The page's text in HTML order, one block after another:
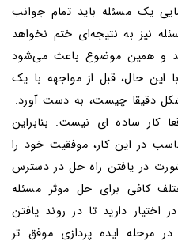
یک مسئله باید تمام جوانب
نیز به نتیجه‌ای ختم نخواهد
و همین موضوع باعث می‌شود
این حال، قبل از مواجهه با یک
دقیقا چیست، به دست آورد.
ساده ای نیست. بنابراین
در این کار، موفقیت خود را
در یافتن راه حل در دسترس
کافی برای حل موثر مسئله
اختیار دارید تا در روند یافتن
مرحله ایده پردازی موفق تر